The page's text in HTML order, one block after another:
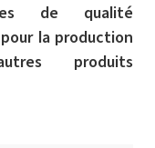
de qualité
la production
produits